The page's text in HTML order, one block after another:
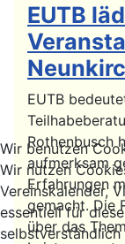
EUTB
EUTB
Rothenbusch
aufmerksam
Erfahrungen
gemacht. Die
über das
Wir benutzen
Wir nutzen
Vereinskalender,
essentiell für